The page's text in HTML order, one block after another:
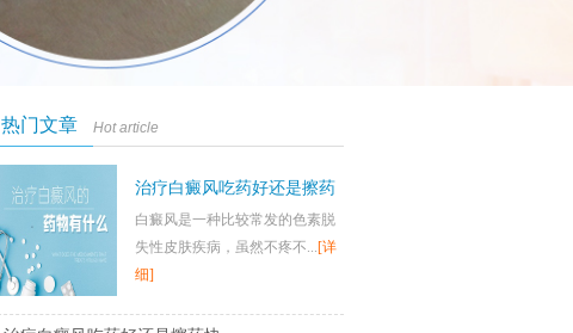
热门文章 Hot article
治疗白癜风吃药好还是擦药
快
白癜风是一种比较常发的色素脱
失性皮肤疾病，虽然不疼不...[详
细]